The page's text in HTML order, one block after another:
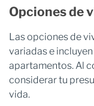
Opciones de
Las opciones de
variadas e
apartamentos. Al
considerar tu
vida.